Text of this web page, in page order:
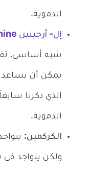
الدموية.
إل- أرجينين L-arginine
شبه أساسي،
يمكن أن يساعد
الذي ذكرنا
الدموية.
الكركمين:
ولكن يتواجد